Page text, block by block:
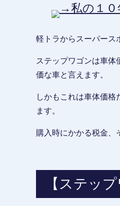
→私の１０
軽トラからスーパース
ステップワゴンは車体
価な車と言えます。
しかもこれは車体価格
ます。
購入時にかかる税金、
【ステッ